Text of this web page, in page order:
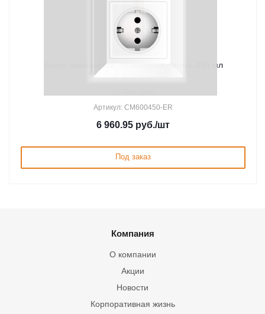
Анкер химический, эпоксидная смола, 450 мл
Артикул: CM600450-ER
6 960.95 руб./шт
Под заказ
Компания
О компании
Акции
Новости
Корпоративная жизнь